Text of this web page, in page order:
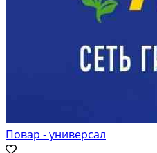
Повар - универсал